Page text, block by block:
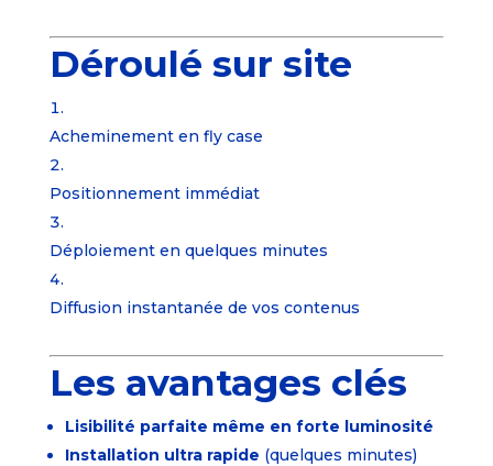
Déroulé sur site
Acheminement en fly case
Positionnement immédiat
Déploiement en quelques minutes
Diffusion instantanée de vos contenus
Les avantages clés
Lisibilité parfaite même en forte luminosité
Installation ultra rapide (quelques minutes)